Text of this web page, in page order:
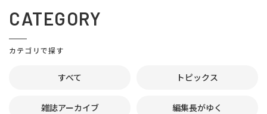
CATEGORY
カテゴリで探す
すべて トピックス
雑誌アーカイブ 編集長がゆく